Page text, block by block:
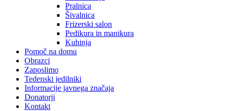
Pralnica
Šivalnica
Frizerski salon
Pedikura in manikura
Kuhinja
Pomoč na domu
Obrazci
Zaposlimo
Tedenski jedilniki
Informacije javnega značaja
Donatorji
Kontakt